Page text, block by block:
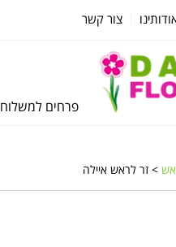
צור קשר
פרחים למשלוח
> זר לראש איילה